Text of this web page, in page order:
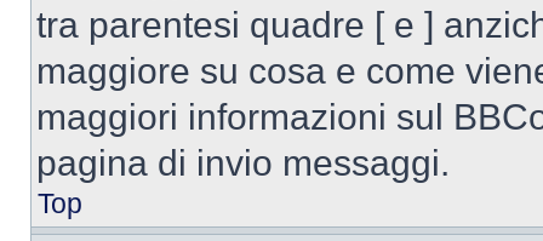
tra parentesi quadre [ e ]
maggiore su cosa e come
maggiori informazioni sul
pagina di invio messaggi.
Top